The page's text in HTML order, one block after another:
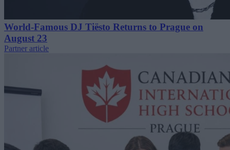
World-Famous DJ Tiësto Returns to Prague on
August 23
Partner article